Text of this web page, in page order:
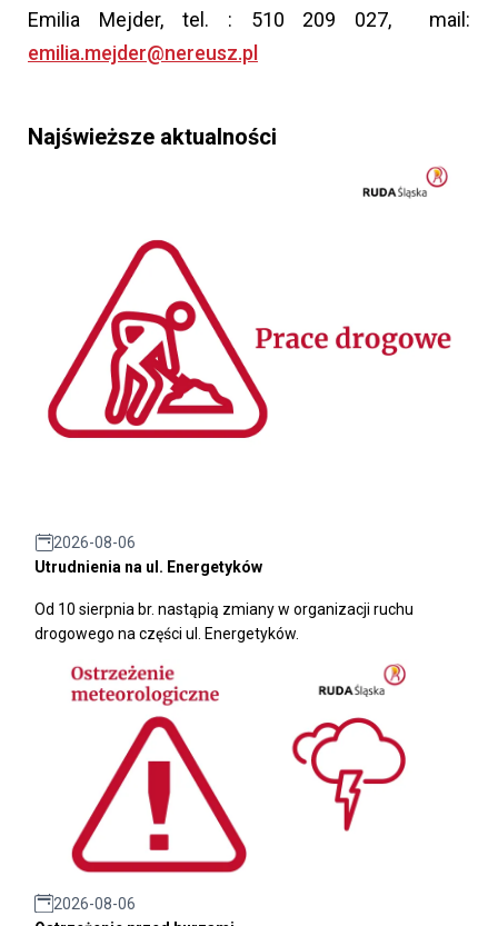
Emilia Mejder, tel. : 510 209 027, mail:
emilia.mejder@nereusz.pl
Najświeższe aktualności
2026-08-06
Utrudnienia na ul. Energetyków
Od 10 sierpnia br. nastąpią zmiany w organizacji ruchu
drogowego na części ul. Energetyków.
2026-08-06